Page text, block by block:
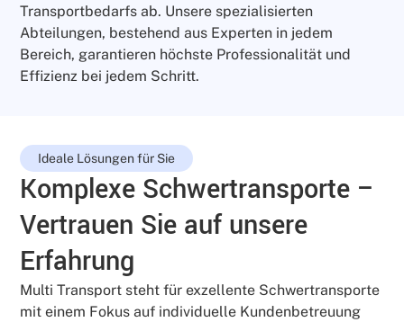
Transportbedarfs ab. Unsere spezialisierten
Abteilungen, bestehend aus Experten in jedem
Bereich, garantieren höchste Professionalität und
Effizienz bei jedem Schritt.
Ideale Lösungen für Sie
Komplexe Schwertransporte –
Vertrauen Sie auf unsere
Erfahrung
Multi Transport steht für exzellente Schwertransporte
mit einem Fokus auf individuelle Kundenbetreuung